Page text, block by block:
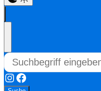
Instagram
Facebook